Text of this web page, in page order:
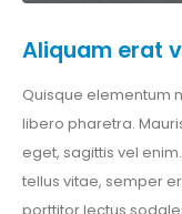
Aliquam erat
Quisque elementum
libero pharetra.
eget, sagittis vel
tellus vitae, semper
porttitor lectus